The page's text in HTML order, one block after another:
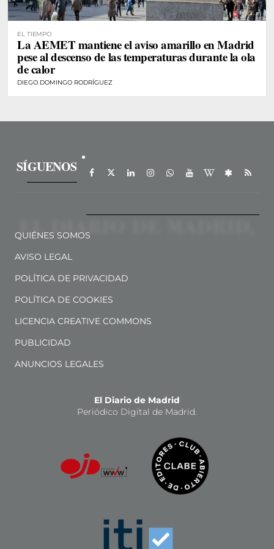
EL TIEMPO
La AEMET mantiene el aviso amarillo en Madrid
pese al descenso de las temperaturas durante la ola
de calor
DIEGO DOMINGO RODRÍGUEZ
SÍGUENOS
QUIÉNES SOMOS
AVISO LEGAL
POLÍTICA DE PRIVACIDAD
POLÍTICA DE COOKIES
LICENCIA CREATIVE COMMONS
PUBLICIDAD
ANUNCIOS LEGALES
El Diario de Madrid
Periódico Digital de Madrid.